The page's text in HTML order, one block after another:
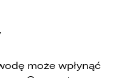
może wpłynąć